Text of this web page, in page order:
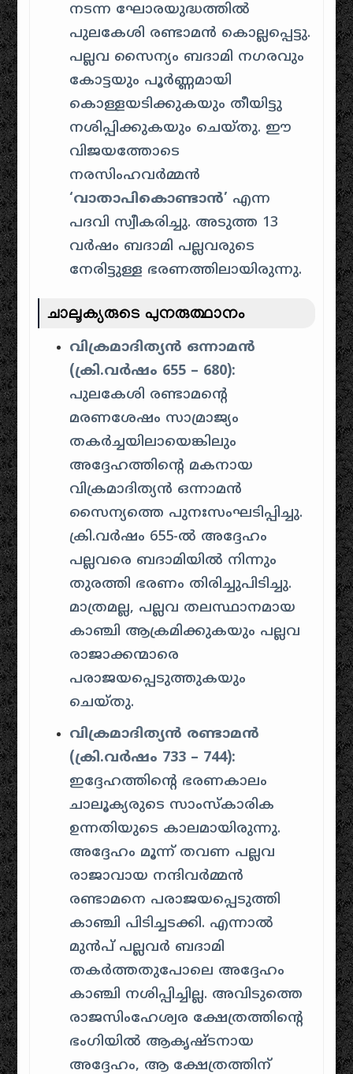
നടന്ന ഘോരയുദ്ധത്തിൽ
പുലകേശി രണ്ടാമൻ കൊല്ലപ്പെട്ടു.
പല്ലവ സൈന്യം ബദാമി നഗരവും
കോട്ടയും പൂർണ്ണമായി
കൊള്ളയടിക്കുകയും തീയിട്ടു
നശിപ്പിക്കുകയും ചെയ്തു. ഈ
വിജയത്തോടെ
നരസിംഹവർമ്മൻ
‘വാതാപികൊണ്ടാൻ’ എന്ന
പദവി സ്വീകരിച്ചു. അടുത്ത 13
വർഷം ബദാമി പല്ലവരുടെ
നേരിട്ടുള്ള ഭരണത്തിലായിരുന്നു.
ചാലൂക്യരുടെ പുനരുത്ഥാനം
വിക്രമാദിത്യൻ ഒന്നാമൻ
(ക്രി.വർഷം 655 – 680):
പുലകേശി രണ്ടാമന്റെ
മരണശേഷം സാമ്രാജ്യം
തകർച്ചയിലായെങ്കിലും
അദ്ദേഹത്തിന്റെ മകനായ
വിക്രമാദിത്യൻ ഒന്നാമൻ
സൈന്യത്തെ പുനഃസംഘടിപ്പിച്ചു.
ക്രി.വർഷം 655-ൽ അദ്ദേഹം
പല്ലവരെ ബദാമിയിൽ നിന്നും
തുരത്തി ഭരണം തിരിച്ചുപിടിച്ചു.
മാത്രമല്ല, പല്ലവ തലസ്ഥാനമായ
കാഞ്ചി ആക്രമിക്കുകയും പല്ലവ
രാജാക്കന്മാരെ
പരാജയപ്പെടുത്തുകയും
ചെയ്തു.
വിക്രമാദിത്യൻ രണ്ടാമൻ
(ക്രി.വർഷം 733 – 744):
ഇദ്ദേഹത്തിന്റെ ഭരണകാലം
ചാലൂക്യരുടെ സാംസ്കാരിക
ഉന്നതിയുടെ കാലമായിരുന്നു.
അദ്ദേഹം മൂന്ന് തവണ പല്ലവ
രാജാവായ നന്ദിവർമ്മൻ
രണ്ടാമനെ പരാജയപ്പെടുത്തി
കാഞ്ചി പിടിച്ചടക്കി. എന്നാൽ
മുൻപ് പല്ലവർ ബദാമി
തകർത്തതുപോലെ അദ്ദേഹം
കാഞ്ചി നശിപ്പിച്ചില്ല. അവിടുത്തെ
രാജസിംഹേശ്വര ക്ഷേത്രത്തിന്റെ
ഭംഗിയിൽ ആകൃഷ്ടനായ
അദ്ദേഹം, ആ ക്ഷേത്രത്തിന്